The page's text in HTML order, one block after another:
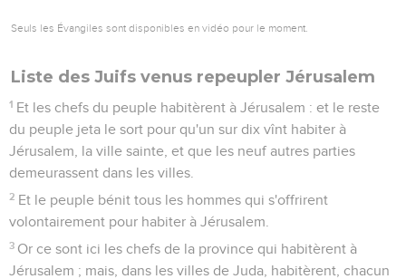
Seuls les Évangiles sont disponibles en vidéo pour le moment.
Liste des Juifs venus repeupler Jérusalem
1 Et les chefs du peuple habitèrent à Jérusalem : et le reste
du peuple jeta le sort pour qu'un sur dix vînt habiter à
Jérusalem, la ville sainte, et que les neuf autres parties
demeurassent dans les villes.
2 Et le peuple bénit tous les hommes qui s'offrirent
volontairement pour habiter à Jérusalem.
3 Or ce sont ici les chefs de la province qui habitèrent à
Jérusalem ; mais, dans les villes de Juda, habitèrent, chacun